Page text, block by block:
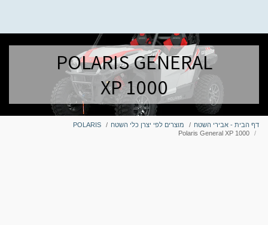
POLARIS GENERAL
XP 1000
דף הבית - אבירי השטח מוצרים לפי יצרן כלי השטח
POLARIS
Polaris General XP 1000